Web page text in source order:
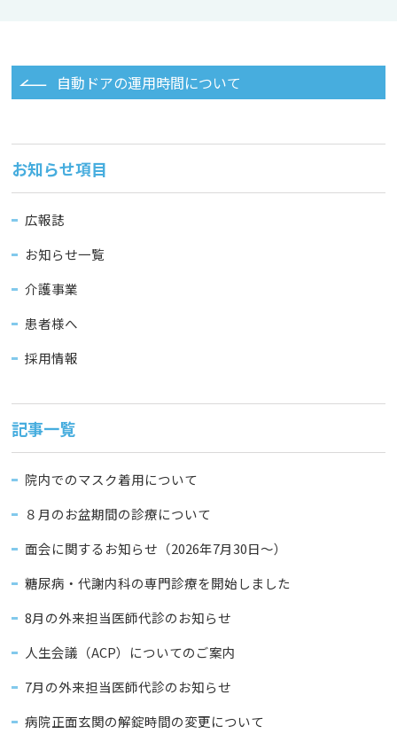
自動ドアの運用時間について
お知らせ項目
広報誌
お知らせ一覧
介護事業
患者様へ
採用情報
記事一覧
院内でのマスク着用について
８月のお盆期間の診療について
面会に関するお知らせ（2026年7月30日〜）
糖尿病・代謝内科の専門診療を開始しました
8月の外来担当医師代診のお知らせ
人生会議（ACP）についてのご案内
7月の外来担当医師代診のお知らせ
病院正面玄関の解錠時間の変更について